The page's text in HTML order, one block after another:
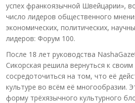
успех франкоязычной Швейцарии»,
число лидеров общественного
экономических, политических,
лидеров: Форум 100.
После 18 лет руководства
Сикорская решила вернуться к
сосредоточиться на том, что её
культуре во всём её многообразии.
форму трёхязычного культурного